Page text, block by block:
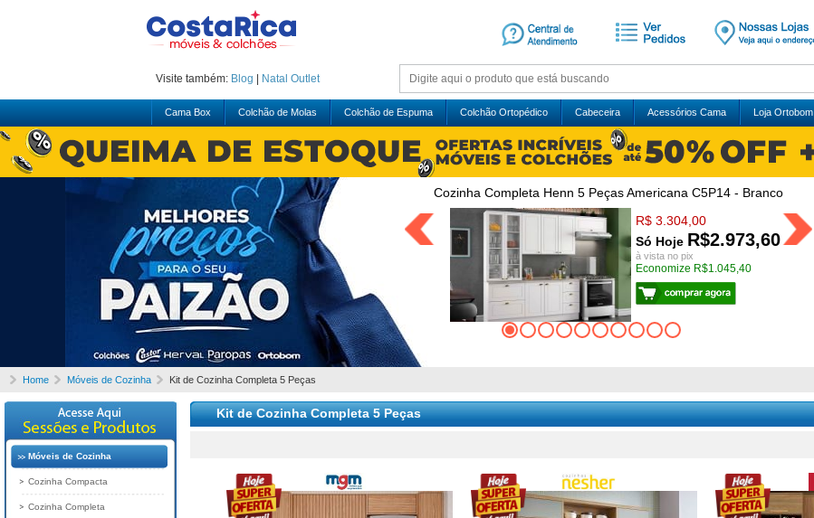
Visite também: Blog Natal Outlet
Cama Box Colchão de Molas Colchão de Espuma Colchão Ortopédico Cabeceira Acessórios Cama Loja Ortobom
Cozinha Completa Henn 5 Peças Americana C5P14 - Branco
R$ 3.304,00
Só Hoje R$2.973,60
à vista no pix
Economize R$1.045,40
Home Móveis de Cozinha Kit de Cozinha Completa 5 Peças
Kit de Cozinha Completa 5 Peças
Móveis de Cozinha
Cozinha Compacta
Cozinha Completa